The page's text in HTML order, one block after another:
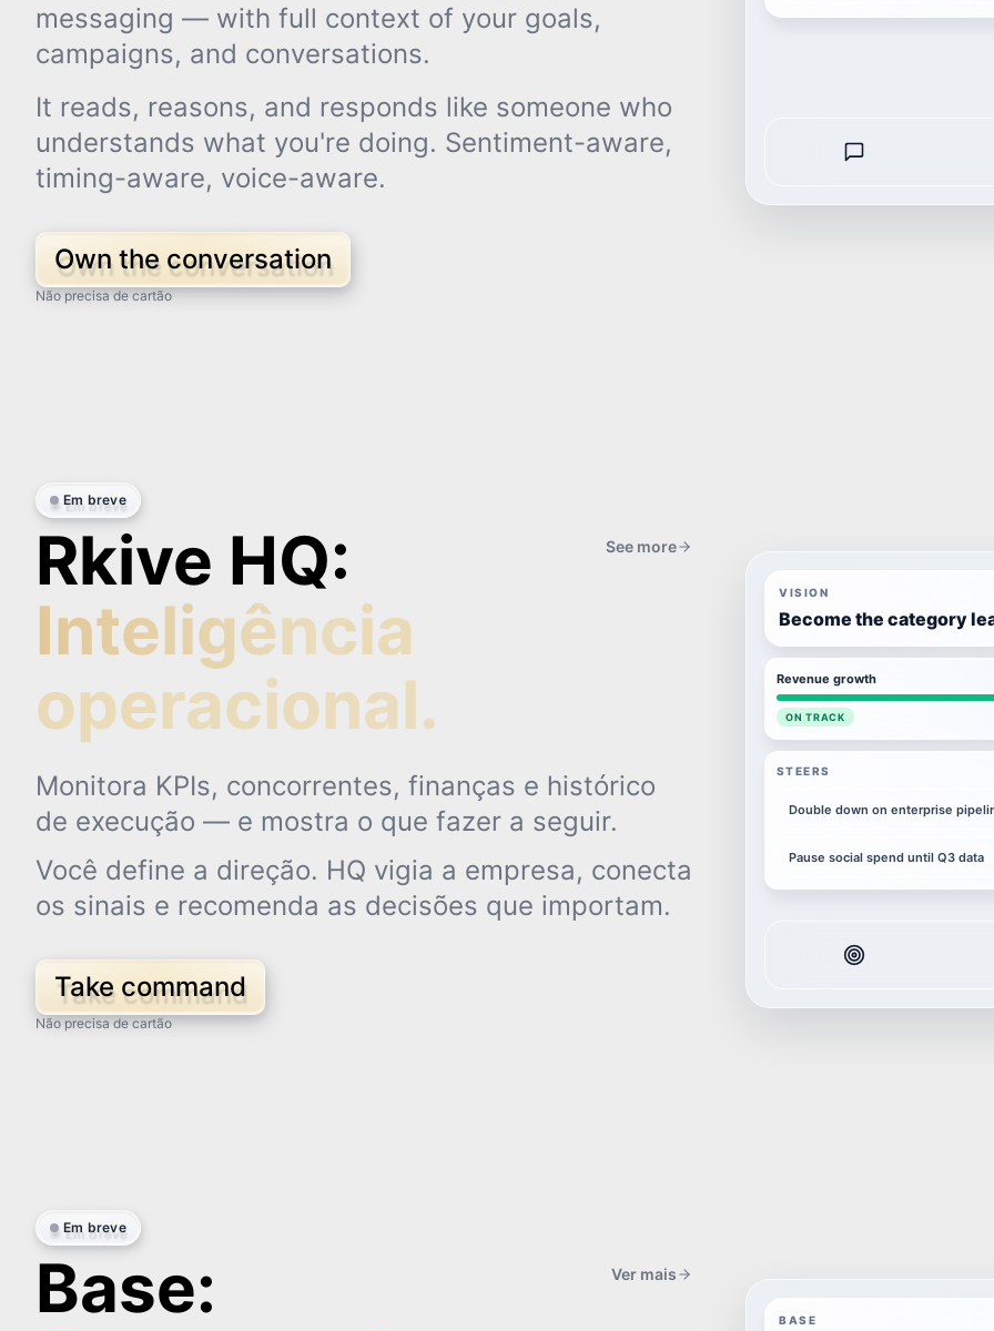
messaging — with full context of your goals,
campaigns, and conversations.
It reads, reasons, and responds like someone who
understands what you're doing. Sentiment-aware,
timing-aware, voice-aware.
Own the conversation
Não precisa de cartão
Em breve
Rkive HQ:
Inteligência
operacional.
See more
Monitora KPIs, concorrentes, finanças e histórico
de execução — e mostra o que fazer a seguir.
Você define a direção. HQ vigia a empresa, conecta
os sinais e recomenda as decisões que importam.
Take command
Não precisa de cartão
VISION
Become the category
Revenue growth
ON TRACK
STEERS
Double down on enterprise
Pause social spend until Q3 data
Em breve
Base:
Ver mais
BASE